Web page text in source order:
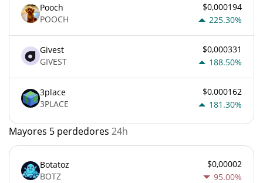
Pooch
POOCH
$0,000194
225.30%
Givest
GIVEST
$0,000331
188.50%
3place
3PLACE
$0,000162
181.30%
Mayores 5 perdedores 24h
Botatoz
BOTZ
$0,00002
95.00%